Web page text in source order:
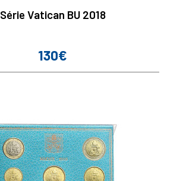
Série Vatican BU 2018
Prix
130€